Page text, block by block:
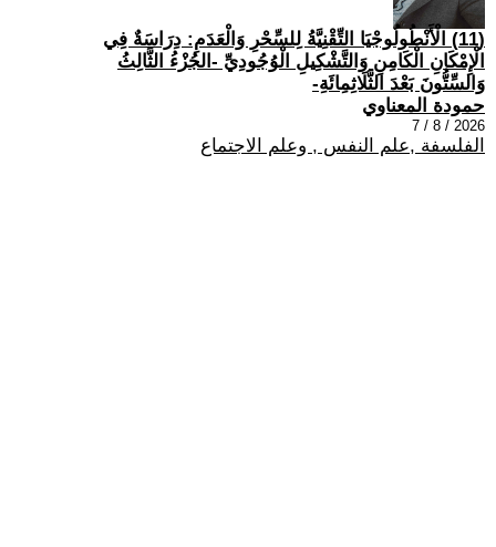
(11) الْأَنْطُولُوجْيَا التِّقْنِيَّةُ لِلسِّحْرِ وَالْعَدَمِ: دِرَاسَةٌ فِي
الْإِمْكَانِ الْكَامِنِ وَالتَّشْكِيلِ الْوُجُودِيِّ -الجُزْءُ الثَّالِثُ
وَالسِّتُّونَ بَعْدَ الثَّلَاثِمِائَةِ-
حمودة المعناوي
2026 / 8 / 7
الفلسفة ,علم النفس , وعلم الاجتماع